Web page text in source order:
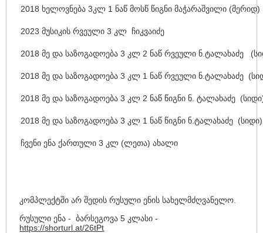
2018 ხელოვნება 3კლ 1 ნაწ მოსწ წიგნი მაჭარაშვილი (მერიდ)
2023 მუსიკის რვეული 3 კლ ჩიკვაიძე
2018 მე და საზოგადოება 3 კლ 2 ნაწ რვეული ნ.ტალახაძე
2018 მე და საზოგადოება 3 კლ 1 ნაწ რვეული ნ.ტალახაძე
2018 მე და საზოგადოება 3 კლ 2 ნაწ წიგნი ნ. ტალახაძე
2018 მე და საზოგადოება 3 კლ 1 ნაწ წიგნი ნ.ტალახაძე (სიდი)
ჩვენი ენა ქართული 3 კლ (ლეთა) ახალი
კომპლექტში არ შედის რუსული ენის სახელმძღვანელო.
რუსული ენა - ბარსეგოვა 5 კლასი -
https://shorturl.at/26tPt